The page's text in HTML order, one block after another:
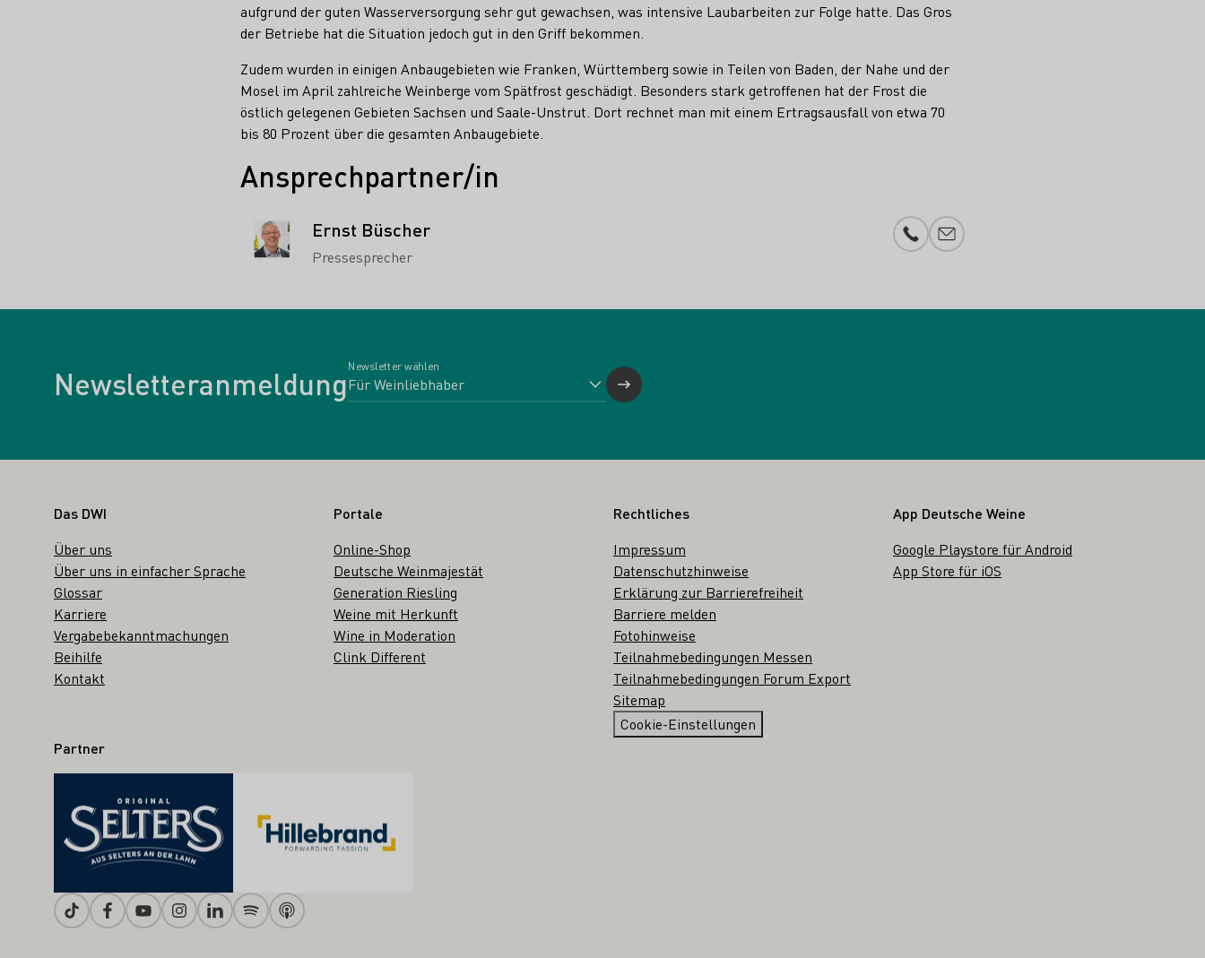
aufgrund der guten Wasserversorgung sehr gut gewachsen, was intensive Laubarbeiten zur Folge hatte. Das Gros
der Betriebe hat die Situation jedoch gut in den Griff bekommen.
Zudem wurden in einigen Anbaugebieten wie Franken, Württemberg sowie in Teilen von Baden, der Nahe und der
Mosel im April zahlreiche Weinberge vom Spätfrost geschädigt. Besonders stark getroffenen hat der Frost die
östlich gelegenen Gebieten Sachsen und Saale-Unstrut. Dort rechnet man mit einem Ertragsausfall von etwa 70
bis 80 Prozent über die gesamten Anbaugebiete.
Ansprechpartner/in
Ernst Büscher
Pressesprecher
Telefonnummer
E-Mail-Adresse
Newsletteranmeldung
Newsletter wählen
Fußbereich
Das DWI
Über uns
Über uns in einfacher Sprache
Glossar
Karriere
Vergabebekanntmachungen
Beihilfe
Kontakt
Portale
Online-Shop
Deutsche Weinmajestät
Generation Riesling
Weine mit Herkunft
Wine in Moderation
Clink Different
Rechtliches
Impressum
Datenschutzhinweise
Erklärung zur Barrierefreiheit
Barriere melden
Fotohinweise
Teilnahmebedingungen Messen
Teilnahmebedingungen Forum Export
Sitemap
Cookie-Einstellungen
App Deutsche Weine
Google Playstore für Android
App Store für iOS
Partner
TiktokFacebookYoutubeInstagramLinkedinSpotifyApple